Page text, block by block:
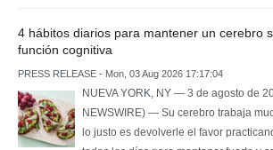
4 hábitos diarios para mantener un cerebro
función cognitiva
PRESS RELEASE - Mon, 03 Aug 2026 17:17:04
NUEVA YORK, NY — 3 de agosto de
NEWSWIRE) — Su cerebro trabaja
lo justo es devolverle el favor